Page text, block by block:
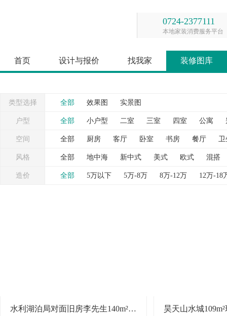
0724-2377111
本地家装消费服务平台
首页 设计与报价 找我家 装修图库
类型选择 全部 效果图 实景图
户型 全部 小户型 二室 三室 四室 公寓
空间 全部 厨房 客厅 卧室 书房 餐厅 卫
台 灯具 照片墙 窗帘 背景墙 衣帽间
风格 全部 地中海 新中式 美式 欧式 混搭
造价 全部 5万以下 5万-8万 8万-12万 12万-18
水利湖泊局对面旧房李先生140m²现代风格 昊天山水城